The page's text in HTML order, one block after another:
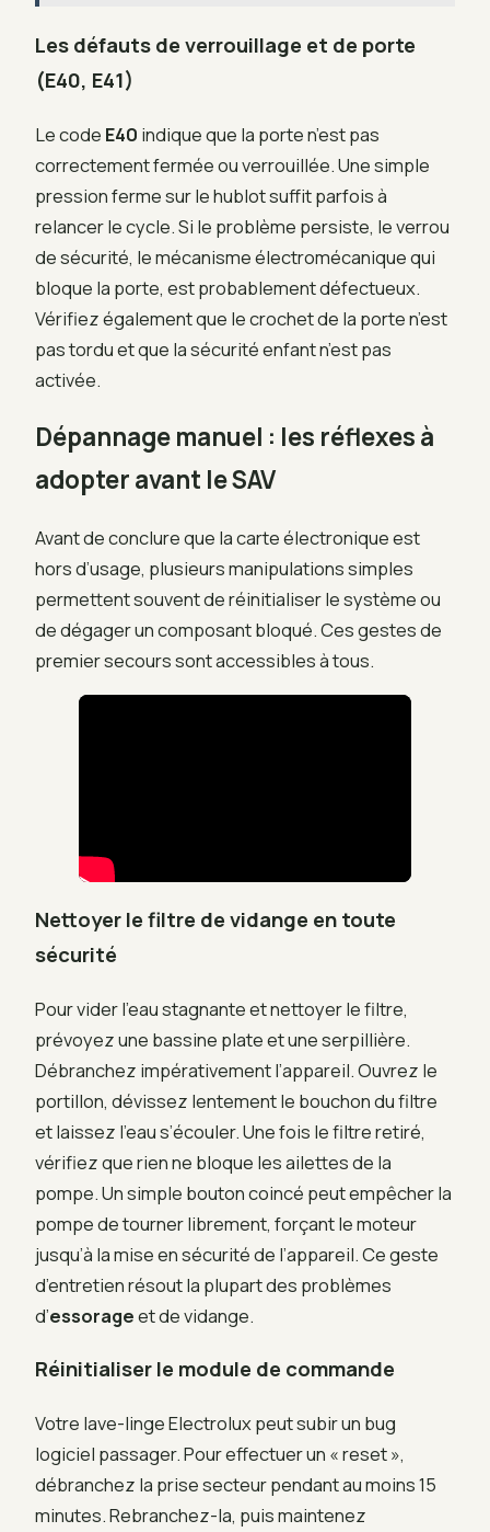
Les défauts de verrouillage et de porte
(E40, E41)
Le code E40 indique que la porte n’est pas
correctement fermée ou verrouillée. Une simple
pression ferme sur le hublot suffit parfois à
relancer le cycle. Si le problème persiste, le verrou
de sécurité, le mécanisme électromécanique qui
bloque la porte, est probablement défectueux.
Vérifiez également que le crochet de la porte n’est
pas tordu et que la sécurité enfant n’est pas
activée.
Dépannage manuel : les réflexes à
adopter avant le SAV
Avant de conclure que la carte électronique est
hors d’usage, plusieurs manipulations simples
permettent souvent de réinitialiser le système ou
de dégager un composant bloqué. Ces gestes de
premier secours sont accessibles à tous.
Nettoyer le filtre de vidange en toute
sécurité
Pour vider l’eau stagnante et nettoyer le filtre,
prévoyez une bassine plate et une serpillière.
Débranchez impérativement l’appareil. Ouvrez le
portillon, dévissez lentement le bouchon du filtre
et laissez l’eau s’écouler. Une fois le filtre retiré,
vérifiez que rien ne bloque les ailettes de la
pompe. Un simple bouton coincé peut empêcher la
pompe de tourner librement, forçant le moteur
jusqu’à la mise en sécurité de l’appareil. Ce geste
d’entretien résout la plupart des problèmes
d’essorageet de vidange.
Réinitialiser le module de commande
Votre lave-linge Electrolux peut subir un bug
logiciel passager. Pour effectuer un « reset »,
débranchez la prise secteur pendant au moins 15
minutes. Rebranchez-la, puis maintenez